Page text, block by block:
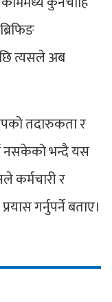
त्यसले अब
तदारुकता र
नसकेको भन्दै यस
कर्मचारी र
गर्नुपर्ने बताए।